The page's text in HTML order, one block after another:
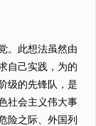
。此想法虽然由
自己实践，为的
级的先锋队，是
社会主义伟大事
险之际、外国列